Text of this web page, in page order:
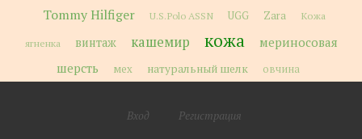
Tommy Hilfiger U.S.Polo ASSN UGG Zara
Кожа
ягненка
винтаж кашемир кожа
мериносовая
шерсть
мех натуральный шелк овчина
Вход Регистрация